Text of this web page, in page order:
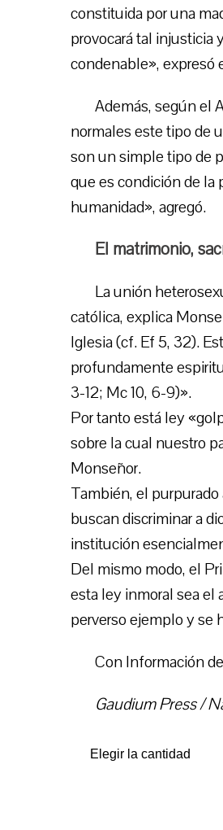
constituida por una
provocará tal injusticia
condenable», expresó
Además, según el
normales este tipo de
son un simple tipo de
que es condición de la
humanidad», agregó.
El matrimonio,
La unión
católica, explica
Iglesia (cf. Ef 5, 32).
profundamente
3-12; Mc 10, 6-9)».
Por tanto está ley
sobre la cual nuestro
Monseñor.
También, el
buscan discriminar a
institución
Del mismo modo, el
esta ley inmoral sea el
perverso ejemplo y se
Con Información
Gaudium Press /